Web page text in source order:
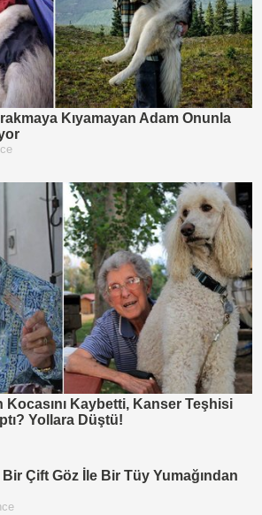
Kıyamayan Adam Onunla
Kocasını Kaybetti, Kanser Teşhisi
Yollara Düştü!
Çift Göz İle Bir Tüy Yumağından